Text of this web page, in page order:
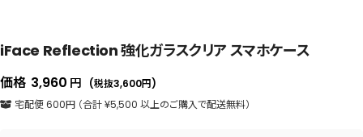
iFace Reflection 強化ガラスクリア スマホケース
価格 セ
ー
3,960 円 (税抜3,600円)
宅配便 600円 （合計 ¥5,500 以上のご購入で配送無料）